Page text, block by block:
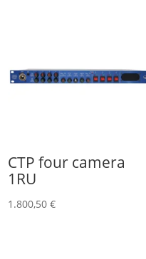
CTP four camera
1RU
1.800,50€